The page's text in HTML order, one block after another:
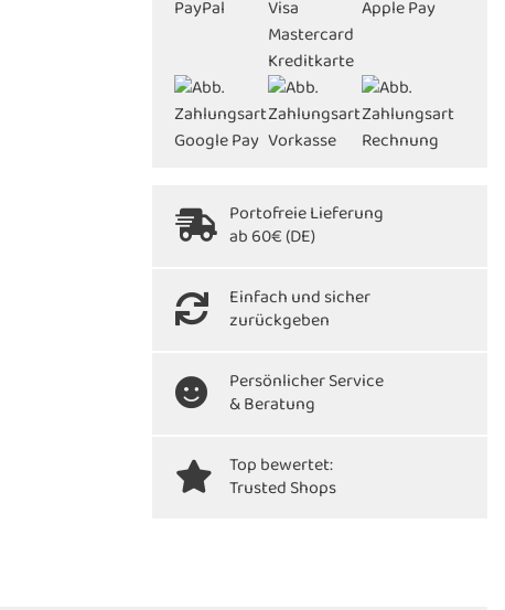
Portofreie Lieferung
ab 60€ (DE)
Einfach und sicher
zurückgeben
Persönlicher Service
& Beratung
Top bewertet:
Trusted Shops